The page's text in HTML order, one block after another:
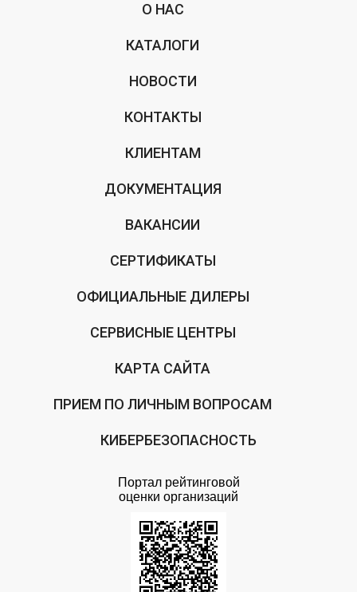
О НАС
КАТАЛОГИ
НОВОСТИ
КОНТАКТЫ
КЛИЕНТАМ
ДОКУМЕНТАЦИЯ
ВАКАНСИИ
СЕРТИФИКАТЫ
ОФИЦИАЛЬНЫЕ ДИЛЕРЫ
СЕРВИСНЫЕ ЦЕНТРЫ
КАРТА САЙТА
ПРИЕМ ПО ЛИЧНЫМ ВОПРОСАМ
КИБЕРБЕЗОПАСНОСТЬ
Портал рейтинговой
оценки организаций